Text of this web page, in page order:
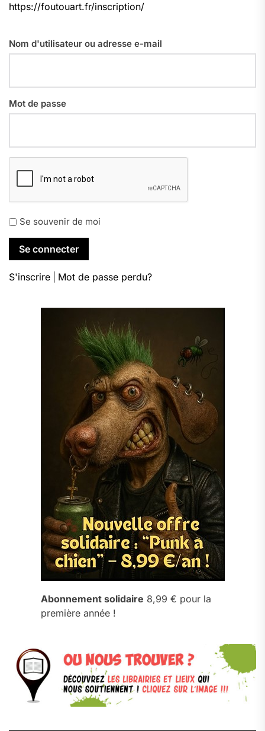
https://foutouart.fr/inscription/
Nom d'utilisateur ou adresse e-mail
Mot de passe
Se souvenir de moi
S'inscrire Mot de passe perdu?
Abonnement solidaire 8,99 € pour la
première année !